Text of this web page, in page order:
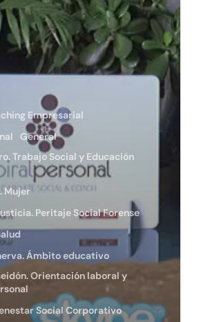
Empresarial
General
Trabajo Social y Educación
Mujer
Peritaje Social Forense
Ámbito educativo
Orientación laboral y
Social Corporativo